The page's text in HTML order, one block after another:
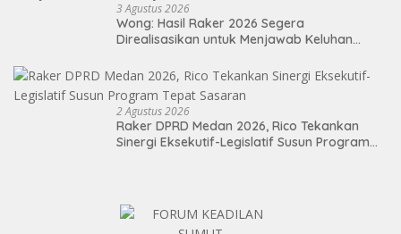
3 Agustus 2026
Wong: Hasil Raker 2026 Segera
Direalisasikan untuk Menjawab Keluhan
2 Agustus 2026
Raker DPRD Medan 2026, Rico Tekankan
Sinergi Eksekutif-Legislatif Susun Program